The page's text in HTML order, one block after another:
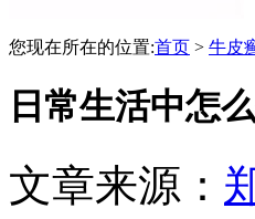
您现在所在的位置:首页 > 牛皮
日常生活中怎
文章来源：